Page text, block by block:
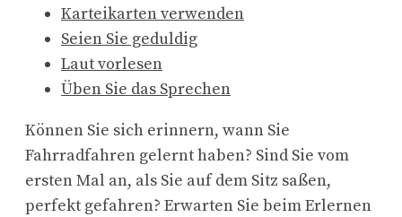
Karteikarten verwenden
Seien Sie geduldig
Laut vorlesen
Üben Sie das Sprechen
Können Sie sich erinnern, wann Sie
Fahrradfahren gelernt haben? Sind Sie vom
ersten Mal an, als Sie auf dem Sitz saßen,
perfekt gefahren? Erwarten Sie beim Erlernen